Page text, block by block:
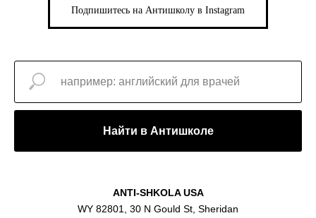
Подпишитесь на Антишколу в Instagram
Найти в Антишколе
ANTI-SHKOLA USA
WY 82801, 30 N Gould St, Sheridan